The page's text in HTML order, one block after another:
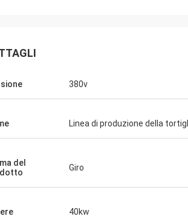
380v
Linea di produzione della
del
Giro
40kw